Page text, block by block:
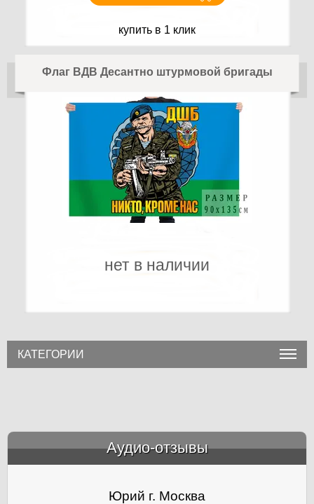
купить в 1 клик
Флаг ВДВ Десантно штурмовой бригады
нет в наличии
КАТЕГОРИИ
Аудио-отзывы
Юрий г. Москва